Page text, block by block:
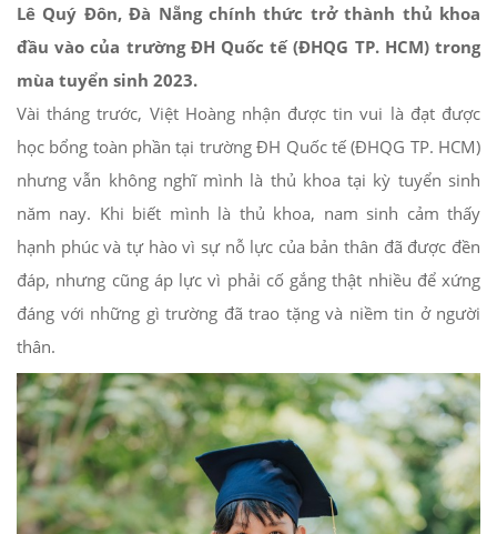
Lê Quý Đôn, Đà Nẵng chính thức trở thành thủ khoa
đầu vào của trường ĐH Quốc tế (ĐHQG TP. HCM) trong
mùa tuyển sinh 2023.
Vài tháng trước, Việt Hoàng nhận được tin vui là đạt được
học bổng toàn phần tại trường ĐH Quốc tế (ĐHQG TP. HCM)
nhưng vẫn không nghĩ mình là thủ khoa tại kỳ tuyển sinh
năm nay. Khi biết mình là thủ khoa, nam sinh cảm thấy
hạnh phúc và tự hào vì sự nỗ lực của bản thân đã được đền
đáp, nhưng cũng áp lực vì phải cố gắng thật nhiều để xứng
đáng với những gì trường đã trao tặng và niềm tin ở người
thân.